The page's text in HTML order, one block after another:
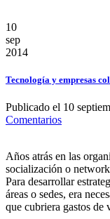
10
sep
2014
Tecnología y empresas
Publicado el 10
Comentarios
Años atrás en las
socialización o
Para desarrollar
áreas o sedes, era
que cubriera gastos